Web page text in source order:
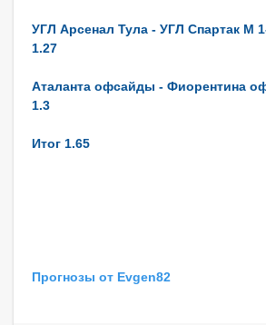
УГЛ Арсенал Тула - УГЛ Спартак М
1.27
Аталанта офсайды - Фиорентина
1.3
Итог 1.65
Прогнозы от Evgen82